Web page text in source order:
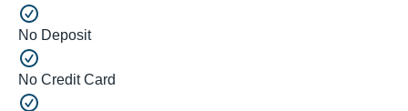
No Deposit
No Credit Card